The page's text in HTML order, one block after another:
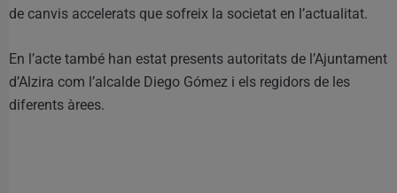
de canvis accelerats que sofreix la societat en l’actualitat.
En l’acte també han estat presents autoritats de l’Ajuntament
d’Alzira com l’alcalde Diego Gómez i els regidors de les
diferents àrees.